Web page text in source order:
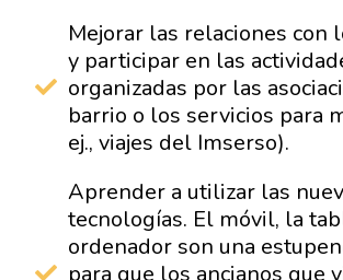
Mejorar las relaciones con
y participar en las
organizadas por las
barrio o los servicios para
ej., viajes del Imserso).
Aprender a utilizar las
tecnologías. El móvil, la
ordenador son una
para que los ancianos que